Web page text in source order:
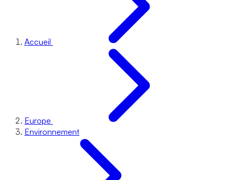
Accueil
Europe
Environnement